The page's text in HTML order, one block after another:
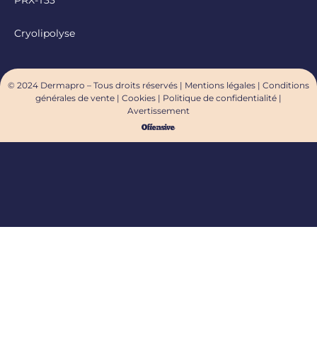
Cryolipolyse
© 2024 Dermapro – Tous droits réservés | Mentions légales | Conditions
générales de vente | Cookies | Politique de confidentialité |
Avertissement